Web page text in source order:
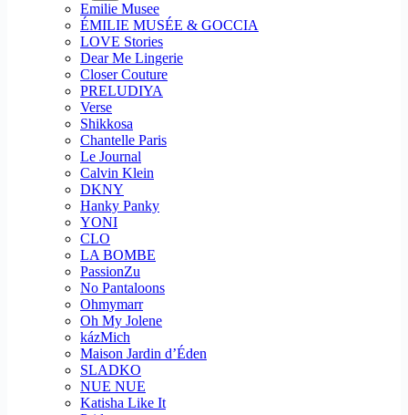
Emilie Musee
ÉMILIE MUSÉE & GOCCIA
LOVE Stories
Dear Me Lingerie
Closer Couture
PRELUDIYA
Verse
Shikkosa
Chantelle Paris
Le Journal
Calvin Klein
DKNY
Hanky Panky
YONI
CLO
LA BOMBE
PassionZu
No Pantaloons
Ohmymarr
Oh My Jolene
kázMich
Maison Jardin d’Éden
SLADKO
NUE NUE
Katisha Like It